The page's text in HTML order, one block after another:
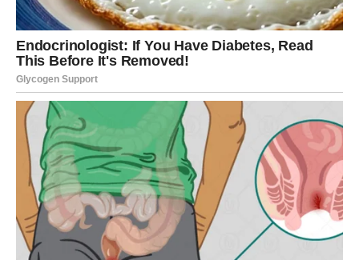
da razgovara sa vama.
Reči koje menjaju pogled na prošlost
Možda ćete konačno saznati istinu koju ste dugo čekali ili
će vam neko priznati osećanja koja je godinama skrivao.
Taj razgovor neće odmah rešiti sve probleme, ali će vam
doneti mir koji vam je dugo nedostajao.
Shvatićete da postoje odgovori koji dolaze tek onda kada
smo spremni da ih čujemo.